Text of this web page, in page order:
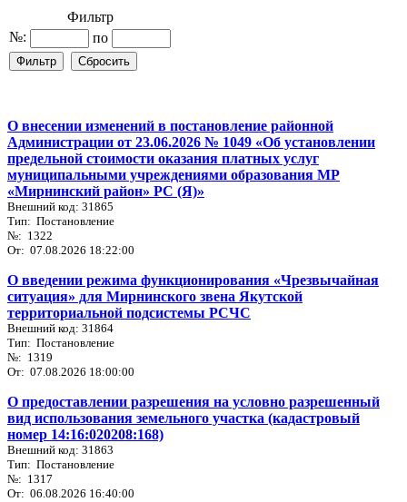
Фильтр
№:
по
О внесении изменений в постановление районной
Администрации от 23.06.2026 № 1049 «Об установлении
предельной стоимости оказания платных услуг
муниципальными учреждениями образования МР
«Мирнинский район» РС (Я)»
Внешний код: 31865
Тип: Постановление
№: 1322
От: 07.08.2026 18:22:00
О введении режима функционирования «Чрезвычайная
ситуация» для Мирнинского звена Якутской
территориальной подсистемы РСЧС
Внешний код: 31864
Тип: Постановление
№: 1319
От: 07.08.2026 18:00:00
О предоставлении разрешения на условно разрешенный
вид использования земельного участка (кадастровый
номер 14:16:020208:168)
Внешний код: 31863
Тип: Постановление
№: 1317
От: 06.08.2026 16:40:00